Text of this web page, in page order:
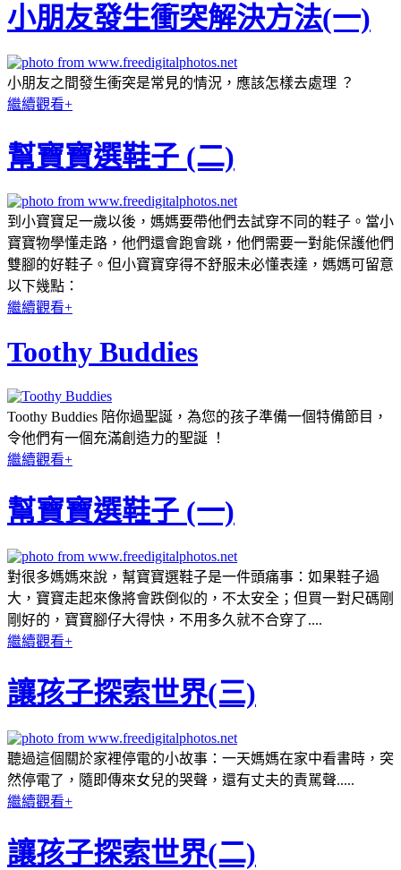
小朋友發生衝突解決方法(一)
小朋友之間發生衝突是常見的情況，應該怎樣去處理 ？
繼續觀看+
幫寶寶選鞋子 (二)
到小寶寶足一歲以後，媽媽要帶他們去試穿不同的鞋子。當小
寶寶物學懂走路，他們還會跑會跳，他們需要一對能保護他們
雙腳的好鞋子。但小寶寶穿得不舒服未必懂表達，媽媽可留意
以下幾點：
繼續觀看+
Toothy Buddies
Toothy Buddies 陪你過聖誕，為您的孩子準備一個特備節目，
令他們有一個充滿創造力的聖誕 ！
繼續觀看+
幫寶寶選鞋子 (一)
對很多媽媽來說，幫寶寶選鞋子是一件頭痛事：如果鞋子過
大，寶寶走起來像將會跌倒似的，不太安全；但買一對尺碼剛
剛好的，寶寶腳仔大得快，不用多久就不合穿了....
繼續觀看+
讓孩子探索世界(三)
聽過這個關於家裡停電的小故事：一天媽媽在家中看書時，突
然停電了，隨即傳來女兒的哭聲，還有丈夫的責駡聲.....
繼續觀看+
讓孩子探索世界(二)